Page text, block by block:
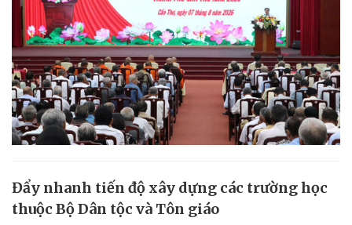
Đẩy nhanh tiến độ xây dựng các trường học
thuộc Bộ Dân tộc và Tôn giáo